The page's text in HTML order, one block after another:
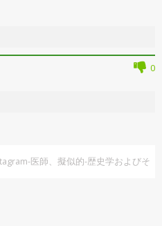
0
医師、擬似的-歴史学およびそ